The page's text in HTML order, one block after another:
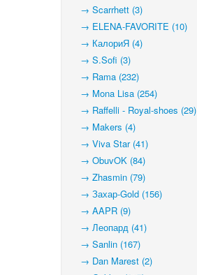
→ Scarrhett (3)
→ ELENA-FAVORITE (10)
→ КалориЯ (4)
→ S.Sofi (3)
→ Rama (232)
→ Mona Lisa (254)
→ Raffelli - Royal-shoes (29)
→ Makers (4)
→ Viva Star (41)
→ ObuvOK (84)
→ Zhasmin (79)
→ Захар-Gold (156)
→ AAPR (9)
→ Леопард (41)
→ Sanlin (167)
→ Dan Marest (2)